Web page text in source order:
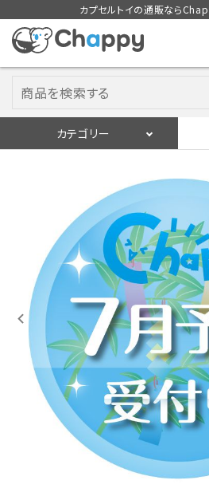
カプセルトイの通販なら
カテゴリー
入荷スケジュールをチェ
カプセルトイマシン本体
カプセルトイ
販促用空カプセル
レンタル
景品・玩具・文具
販促用カプセルトイ